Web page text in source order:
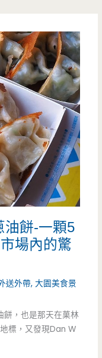
油餅-一顆5
場內的驚
送外帶,大園美食景
餅，也是那天在菓林
標，又發現Dan W